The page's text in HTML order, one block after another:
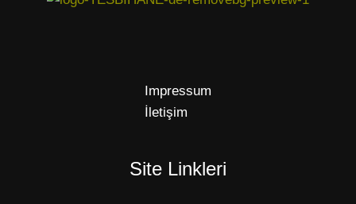
Impressum
İletişim
Site Linkleri